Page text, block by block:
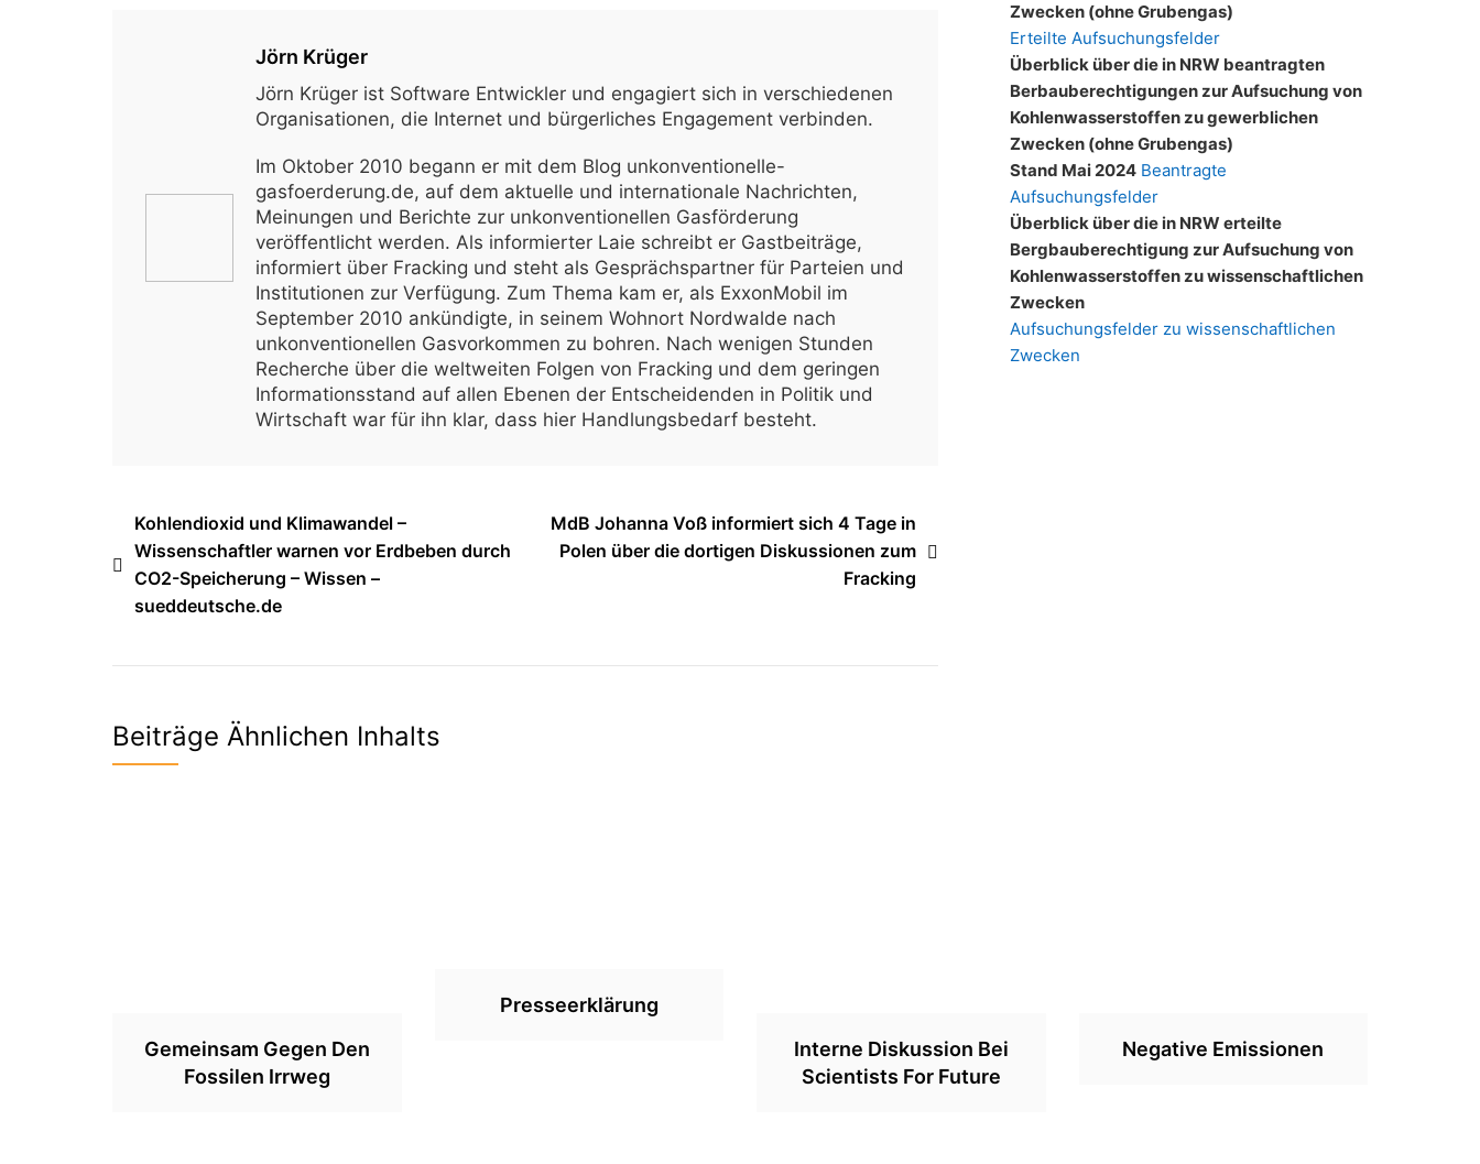
Jörn Krüger
Jörn Krüger ist Software Entwickler und engagiert sich in verschiedenen
Organisationen, die Internet und bürgerliches Engagement verbinden.
Im Oktober 2010 begann er mit dem Blog unkonventionelle-
gasfoerderung.de, auf dem aktuelle und internationale Nachrichten,
Meinungen und Berichte zur unkonventionellen Gasförderung
veröffentlicht werden. Als informierter Laie schreibt er Gastbeiträge,
informiert über Fracking und steht als Gesprächspartner für Parteien und
Institutionen zur Verfügung. Zum Thema kam er, als ExxonMobil im
September 2010 ankündigte, in seinem Wohnort Nordwalde nach
unkonventionellen Gasvorkommen zu bohren. Nach wenigen Stunden
Recherche über die weltweiten Folgen von Fracking und dem geringen
Informationsstand auf allen Ebenen der Entscheidenden in Politik und
Wirtschaft war für ihn klar, dass hier Handlungsbedarf besteht.
Beitragsnavigation
Kohlendioxid und Klimawandel –
Wissenschaftler warnen vor Erdbeben durch
CO2-Speicherung – Wissen –
sueddeutsche.de
MdB Johanna Voß informiert sich 4 Tage in
Polen über die dortigen Diskussionen zum
Fracking
Zwecken (ohne Grubengas)
Erteilte Aufsuchungsfelder
Überblick über die in NRW beantragten
Berbauberechtigungen zur Aufsuchung von
Kohlenwasserstoffen zu gewerblichen
Zwecken (ohne Grubengas)
Stand Mai 2024 Beantragte
Aufsuchungsfelder
Überblick über die in NRW erteilte
Bergbauberechtigung zur Aufsuchung von
Kohlenwasserstoffen zu wissenschaftlichen
Zwecken
Aufsuchungsfelder zu wissenschaftlichen
Zwecken
Beiträge Ähnlichen Inhalts
Gemeinsam Gegen Den
Fossilen Irrweg
Presseerklärung
Interne Diskussion Bei
Scientists For Future
Negative Emissionen